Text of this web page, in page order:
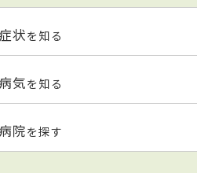
状を知る
気を知る
院を探す